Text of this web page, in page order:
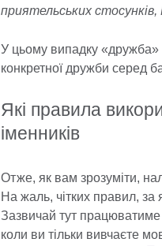
приятельських стосунків,
У цьому випадку «дружба»
конкретної дружби серед
Які правила
іменників
Отже, як вам зрозуміти,
На жаль, чітких правил,
Зазвичай тут
коли ви тільки вивчаєте